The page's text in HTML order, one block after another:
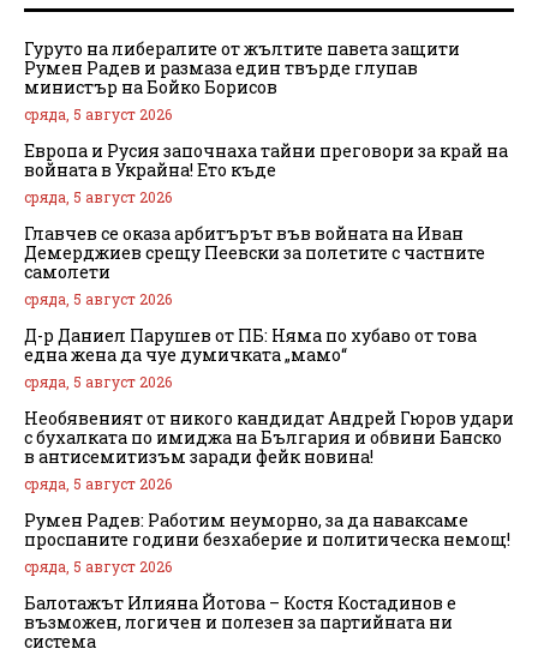
Гуруто на либералите от жълтите павета защити
Румен Радев и размаза един твърде глупав
министър на Бойко Борисов
сряда, 5 август 2026
Европа и Русия започнаха тайни преговори за край на
войната в Украйна! Ето къде
сряда, 5 август 2026
Главчев се оказа арбитърът във войната на Иван
Демерджиев срещу Пеевски за полетите с частните
самолети
сряда, 5 август 2026
Д-р Даниел Парушев от ПБ: Няма по хубаво от това
една жена да чуе думичката „мамо“
сряда, 5 август 2026
Необявеният от никого кандидат Андрей Гюров удари
с бухалката по имиджа на България и обвини Банско
в антисемитизъм заради фейк новина!
сряда, 5 август 2026
Румен Радев: Работим неуморно, за да наваксаме
проспаните години безхаберие и политическа немощ!
сряда, 5 август 2026
Балотажът Илияна Йотова – Костя Костадинов е
възможен, логичен и полезен за партийната ни
система